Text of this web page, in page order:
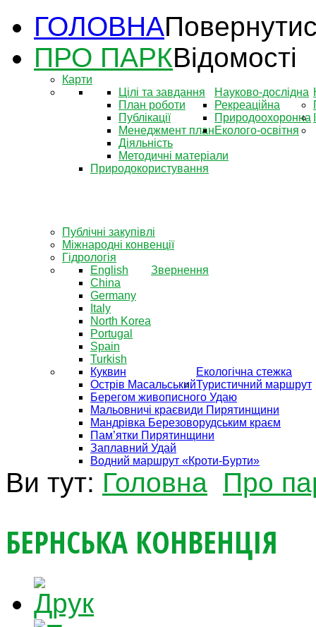
ГОЛОВНА
ПРО ПАРКВідомості
Карти
Науково-дослідна
Цілі та завдання
План роботи
Публікації
Менеджмент план
Рекреаційна
Природоохоронна
Еколого-освітня
Діяльність
Методичні матеріали
Природокористування
Публічні закупівлі
Міжнародні конвенції
Гідрологія
Звернення
English
China
Germany
Italy
North Korea
Portugal
Spain
Turkish
Екологічна стежка
Куквин
Острів МасальськийТуристичний маршрут
Берегом живописного Удаю
Мальовничі краєвиди Пирятинщини
Мандрівка Березоворудським краєм
Пам’ятки Пирятинщини
Заплавний Удай
Водний маршрут «Кроти-Бурти»
Ви тут: Головна Про
БЕРНСЬКА КОНВЕНЦІЯ